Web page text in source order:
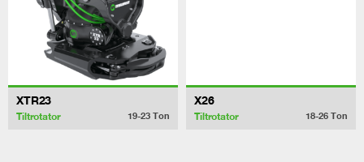
XTR23
Tiltrotator 19-23 Ton
X26
Tiltrotator 18-26 Ton